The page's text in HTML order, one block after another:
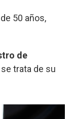
50 años,
de
trata de su